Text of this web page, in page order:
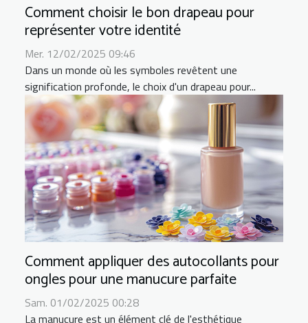
Comment choisir le bon drapeau pour
représenter votre identité
Mer. 12/02/2025 09:46
Dans un monde où les symboles revêtent une
signification profonde, le choix d'un drapeau pour...
Comment appliquer des autocollants pour
ongles pour une manucure parfaite
Sam. 01/02/2025 00:28
La manucure est un élément clé de l'esthétique